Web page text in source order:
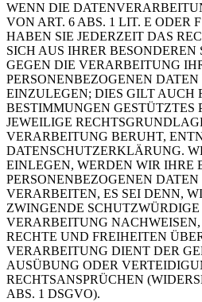
WENN DIE
VON ART. 6 ABS. 1 LIT. E ODER
HABEN SIE JEDERZEIT DAS
SICH AUS IHRER
GEGEN DIE VERARBEITUNG
PERSONENBEZOGENEN
EINZULEGEN; DIES GILT AUCH
BESTIMMUNGEN GESTÜTZTES
JEWEILIGE
VERARBEITUNG BERUHT,
DATENSCHUTZERKLÄRUNG.
EINLEGEN, WERDEN WIR IHRE
PERSONENBEZOGENEN
VERARBEITEN, ES SEI DENN,
ZWINGENDE
VERARBEITUNG
RECHTE UND FREIHEITEN
VERARBEITUNG DIENT DER
AUSÜBUNG ODER
RECHTSANSPRÜCHEN
ABS. 1 DSGVO).